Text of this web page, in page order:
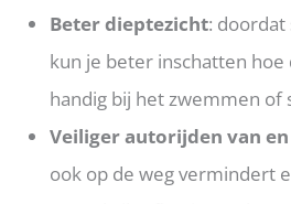
Beter dieptezicht:
kun je beter inschatten hoe
handig bij het zwemmen of
Veiliger autorijden van
ook op de weg vermindert